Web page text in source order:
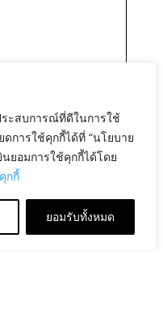
ระสบการณ์ที่ดีในการใช้
การใช้คุกกี้ได้ที่ “นโยบาย
ยอมการใช้คุกกี้ได้โดย
กกี้
ยอมรับทั้งหมด